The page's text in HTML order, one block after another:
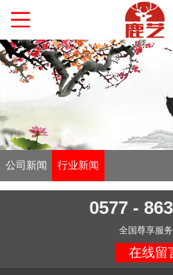
公司新闻 行业新闻
0577 -
全国尊享服
在线留